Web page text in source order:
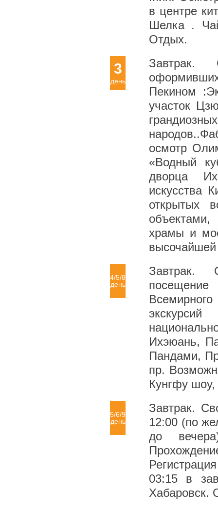
в центре
Шелка .
Отдых.
3
день
Завтрак.
Пекином
участок
осмотр
«Водный
дворца
искусства
открытых
храмы и
высочайшей
4/5/8
день
Завтрак.
Ихэюань,
Пандами,
пр.
Кунгфу
5/6/9
день
Завтрак.
12:00 (по
до
03:15 в
Хабаровск.